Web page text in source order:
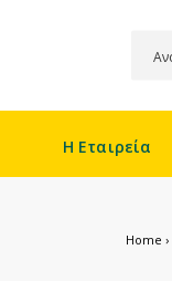
Η Εταιρεία
Home